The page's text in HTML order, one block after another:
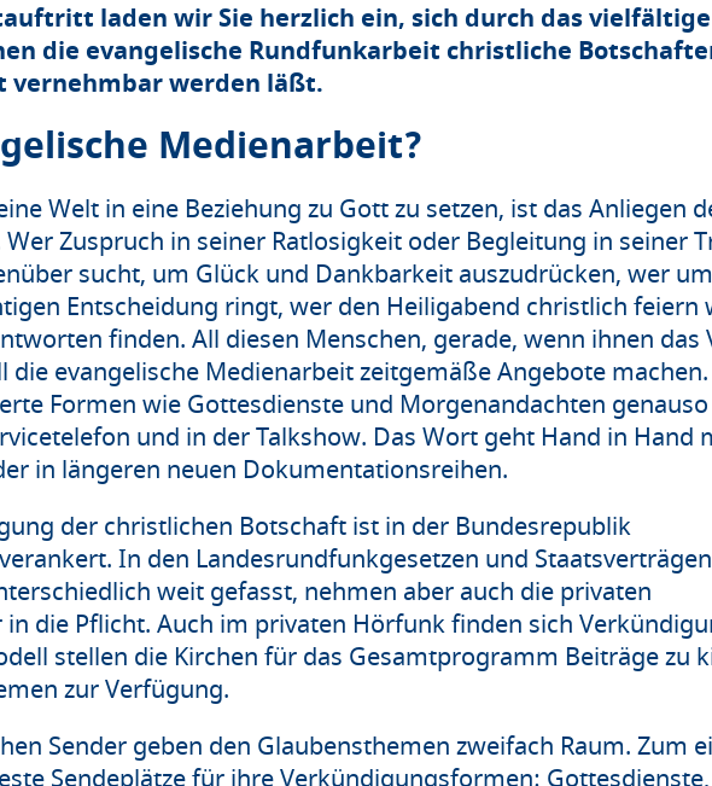
laden wir Sie herzlich ein, sich durch das
die evangelische Rundfunkarbeit christliche
vernehmbar werden läßt.
Medienarbeit?
Welt in eine Beziehung zu Gott zu setzen, ist das Anliegen
Zuspruch in seiner Ratlosigkeit oder Begleitung in seiner
sucht, um Glück und Dankbarkeit auszudrücken, wer
Entscheidung ringt, wer den Heiligabend christlich feiern
finden. All diesen Menschen, gerade, wenn ihnen das
evangelische Medienarbeit zeitgemäße Angebote machen.
Formen wie Gottesdienste und Morgenandachten
und in der Talkshow. Das Wort geht Hand in Hand
in längeren neuen Dokumentationsreihen.
der christlichen Botschaft ist in der Bundesrepublik
In den Landesrundfunkgesetzen und
weit gefasst, nehmen aber auch die privaten
die Pflicht. Auch im privaten Hörfunk finden sich
stellen die Kirchen für das Gesamtprogramm Beiträge zu
zur Verfügung.
Sender geben den Glaubensthemen zweifach Raum. Zum